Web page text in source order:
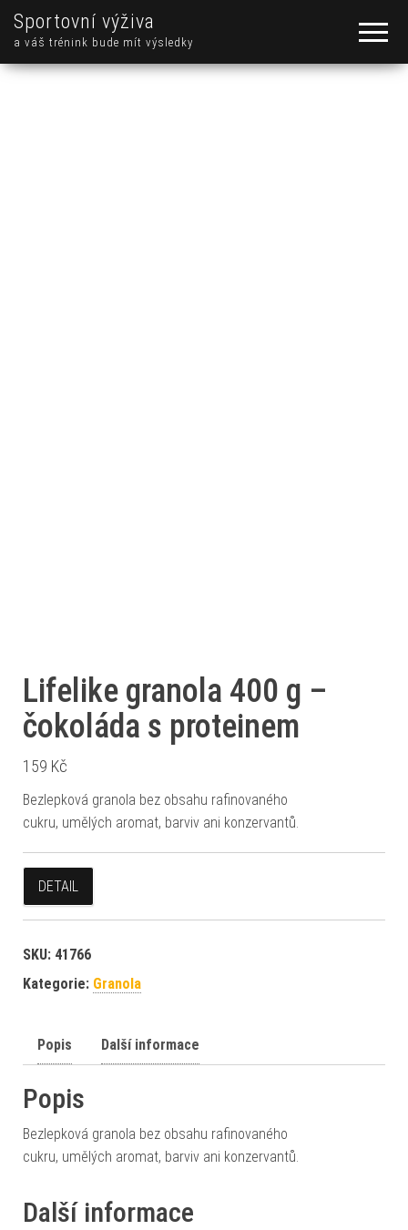
Sportovní výživa
a váš trénink bude mít výsledky
Lifelike granola 400 g –
čokoláda s proteinem
159 Kč
Bezlepková granola bez obsahu rafinovaného
cukru, umělých aromat, barviv ani konzervantů.
DETAIL
SKU: 41766
Kategorie: Granola
Popis Další informace
Popis
Bezlepková granola bez obsahu rafinovaného
cukru, umělých aromat, barviv ani konzervantů.
Další informace